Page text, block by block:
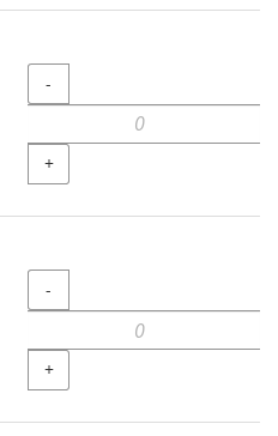
Menge
-
+
Menge
-
+